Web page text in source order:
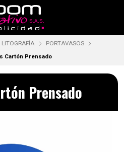
LITOGRAFÍA
PORTAVASOS
Cartón Prensado
Prensado